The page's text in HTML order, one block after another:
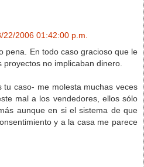
22/2006 01:42:00 p.m.
pena. En todo caso gracioso que le
proyectos no implicaban dinero.
caso- me molesta muchas veces
mal a los vendedores, ellos sólo
aunque en si el sistema de que
y a la casa me parece